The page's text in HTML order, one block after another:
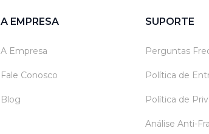
A EMPRESA
A Empresa
Fale Conosco
Blog
SUPORTE
Perguntas
Política de
Política de
Análise Anti-